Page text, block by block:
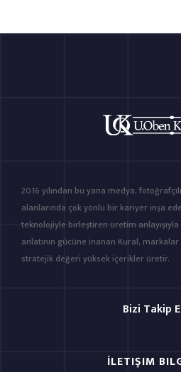
2016 yılından bu yana medya,
alanlarında çok yönlü bir kariyer inşa
teknolojiyle birleştiren üretim anlayışıyla
anlatının gücüne inanan Kural,
stratejik değeri yüksek içerikler üretir.
Bizi Takip
İLETIŞIM